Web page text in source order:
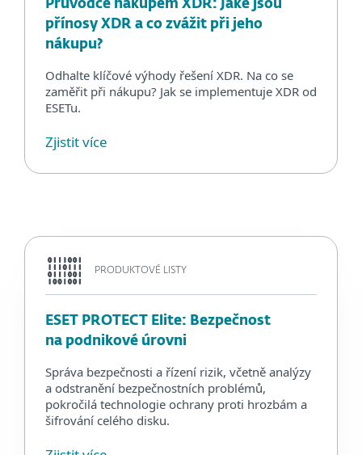
Průvodce nákupem XDR: Jaké jsou
přínosy XDR a co zvážit při jeho
nákupu?
Odhalte klíčové výhody řešení XDR. Na co se
zaměřit při nákupu? Jak se implementuje XDR od
ESETu.
Zjistit více
PRODUKTOVÉ LISTY
ESET PROTECT Elite: Bezpečnost
na podnikové úrovni
Správa bezpečnosti a řízení rizik, včetně analýzy
a odstranění bezpečnostních problémů,
pokročilá technologie ochrany proti hrozbám a
šifrování celého disku.